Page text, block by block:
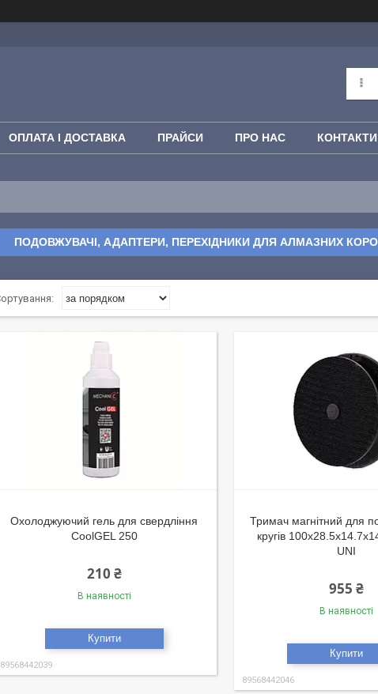
ОПЛАТА І ДОСТАВКА ПРАЙСИ ПРО НАС КОНТАКТИ
ПОДОВЖУВАЧІ, АДАПТЕРИ, ПЕРЕХІДНИКИ ДЛЯ АЛМАЗНИХ
Охолоджуючий гель для свердління
CoolGEL 250
210 ₴
В наявності
Купити
89568442039
Тримач магнітний для
кругів
UNI
955 ₴
В наявності
Купити
89568442046